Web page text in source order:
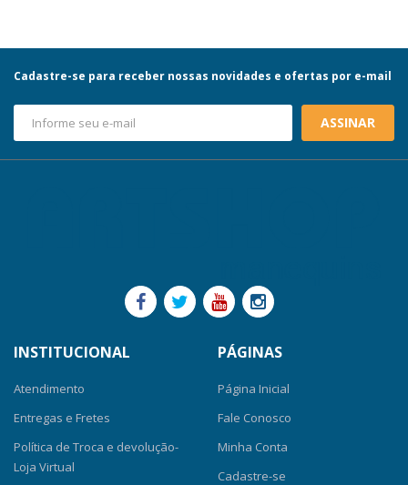
Cadastre-se para receber nossas novidades e ofertas por e-mail
ASSINAR
INSTITUCIONAL
Atendimento
Entregas e Fretes
Política de Troca e devolução-
Loja Virtual
PÁGINAS
Página Inicial
Fale Conosco
Minha Conta
Cadastre-se